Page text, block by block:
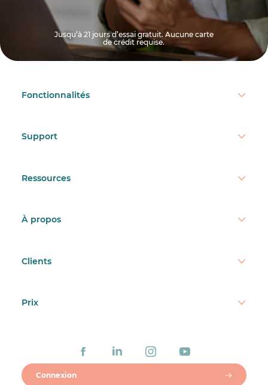
Jusqu’à 21 jours d’essai gratuit. Aucune carte
de crédit requise.
Fonctionnalités
Support
Ressources
À propos
Clients
Prix
Connexion